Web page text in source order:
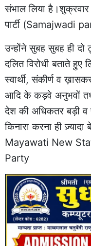
संभाल लिया है।शुक्रवार
पार्टी (Samajwadi
उन्होंने सुबह सुबह ही दो
दलित विरोधी बताते हुए
स्वार्थी, संकीर्ण व
आदि के कड़वे अनुभवों
देश की अधिकतर बड़ी व
किनारा करना ही
Mayawati New
Party